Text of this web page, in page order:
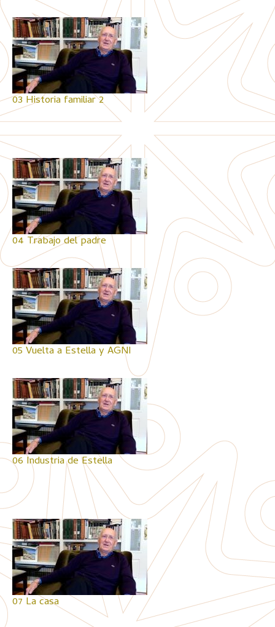
03 Historia familiar 2
04 Trabajo del padre
05 Vuelta a Estella y AGNI
06 Industria de Estella
07 La casa